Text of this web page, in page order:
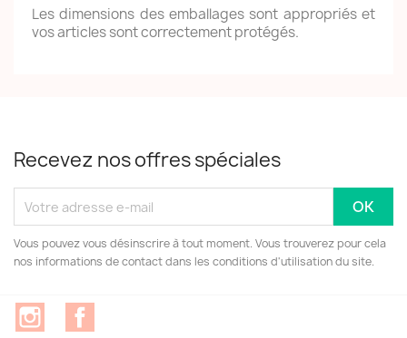
Les dimensions des emballages sont appropriés et
vos articles sont correctement protégés.
Recevez nos offres spéciales
Vous pouvez vous désinscrire à tout moment. Vous trouverez pour cela
nos informations de contact dans les conditions d'utilisation du site.
Instagram